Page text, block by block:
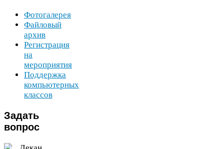
Фотогалерея
Файловый
архив
Регистрация
на
мероприятия
Поддержка
компьютерных
классов
Задать
вопрос